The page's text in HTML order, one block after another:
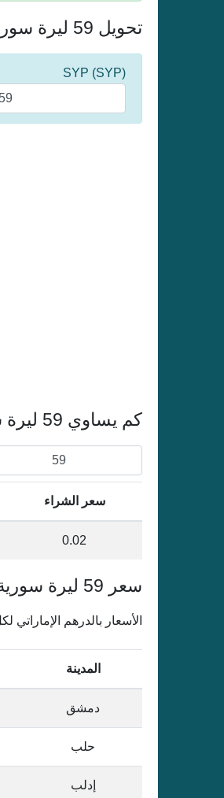
تحويل 59 ليرة سورية إلى الدرهم الإماراتي
(SYP) SYP
كم يساوي 59 ليرة سورية بالدرهم الإماراتي
سعر الشراء
0.02
سعر 59 ليرة سورية مقابل الدرهم الإماراتي في سورية
الأسعار بالدرهم الإماراتي لكل 59 ليرة
المدينة
دمشق
حلب
إدلب